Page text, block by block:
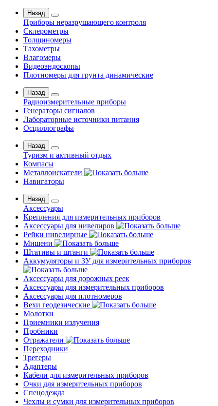
Назад
Приборы неразрушающего контроля
Склерометры
Толщиномеры
Тахометры
Влагомеры
Видеоэндоскопы
Плотномеры для грунта динамические
Назад
Радиоизмерительные приборы
Генераторы сигналов
Лабораторные источники питания
Осциллографы
Назад
Туризм и активный отдых
Компасы
Металлоискатели
Навигаторы
Назад
Аксессуары
Крепления для измерительных приборов
Аксессуары для нивелиров
Рейки нивелирные
Мишени
Штативы и штанги
Аккумуляторы и ЗУ для измерительных приборов
Аксессуары для дорожных реек
Аксессуары для измерительных приборов
Аксессуары для плотномеров
Вехи геодезические
Молотки
Приемники излучения
Пробники
Отражатели
Переходники
Трегеры
Адаптеры
Кабели для измерительных приборов
Очки для измерительных приборов
Спецодежда
Чехлы и сумки для измерительных приборов